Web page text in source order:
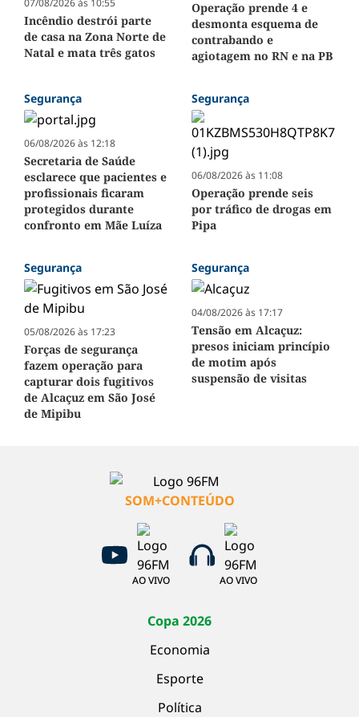
Incêndio destrói parte
de casa na Zona Norte de
Natal e mata três gatos
Operação prende 4 e
desmonta esquema de
contrabando e
agiotagem no RN e na PB
Segurança
06/08/2026 às 12:18
Secretaria de Saúde
esclarece que pacientes e
profissionais ficaram
protegidos durante
confronto em Mãe Luíza
Segurança
06/08/2026 às 11:08
Operação prende seis
por tráfico de drogas em
Pipa
Segurança
05/08/2026 às 17:23
Forças de segurança
fazem operação para
capturar dois fugitivos
de Alcaçuz em São José
de Mipibu
Segurança
04/08/2026 às 17:17
Tensão em Alcaçuz:
presos iniciam princípio
de motim após
suspensão de visitas
SOM+CONTEÚDO
AO VIVO AO VIVO
Copa 2026
Economia
Esporte
Política